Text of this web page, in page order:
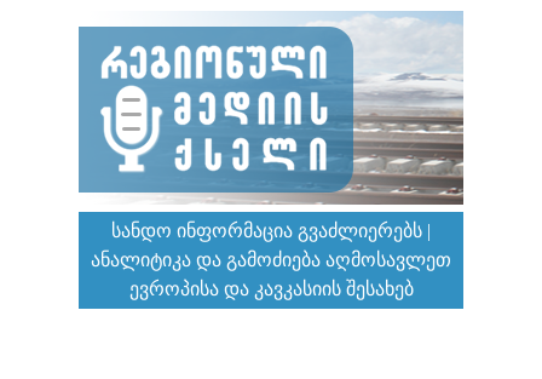
ᲡᲐᲜᲓᲝ ᲘᲜᲤᲝᲠᲛᲐᲪᲘᲐ ᲒᲕᲐᲫᲚᲘᲔᲠᲔᲑᲡ |
ᲐᲜᲐᲚᲘᲢᲘᲙᲐ ᲓᲐ ᲒᲐᲛᲝᲫᲘᲔᲑᲐ ᲐᲦᲛᲝᲡᲐᲕᲚᲔᲗ
ᲔᲕᲠᲝᲞᲘᲡᲐ ᲓᲐ ᲙᲐᲕᲙᲐᲡᲘᲘᲡ ᲨᲔᲡᲐᲮᲔᲑ